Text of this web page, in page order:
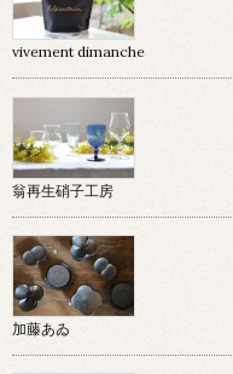
vivement dimanche
翁再生硝子工房
加藤あゐ